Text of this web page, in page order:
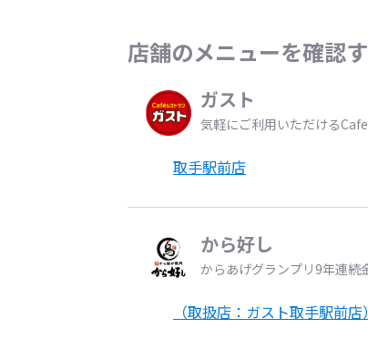
店舗のメニューを確認
ガスト
気軽にご利用いただける
取手駅前店
から好し
からあげグランプリ9年連続
（取扱店：ガスト取手駅前店）